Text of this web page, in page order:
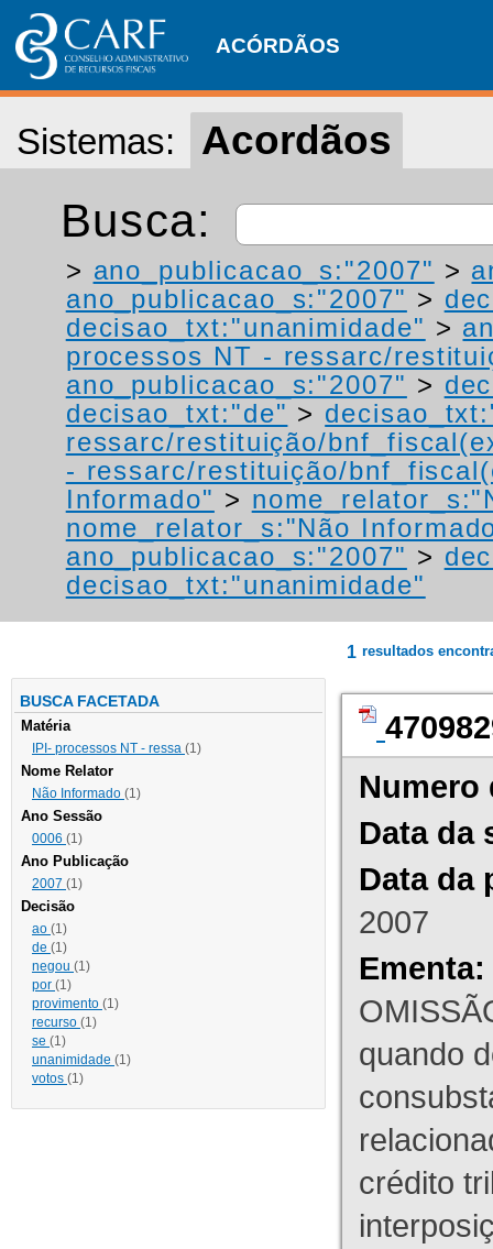
ACÓRDÃOS
Sistemas: Acordãos
Busca:
> ano_publicacao_s:"2007" >
ano_publicacao_s:"2007" >
decisao_txt:"unanimidade" >
processos NT - ressarc/
ano_publicacao_s:"2007" >
decisao_txt:"de" >
ressarc/restituição/
- ressarc/restituição/
Informado" >
nome_relator_s:"Não
ano_publicacao_s:"2007" >
decisao_txt:"unanimidade"
BUSCA FACETADA
Matéria
IPI- processos NT - ressa (1)
Nome Relator
Não Informado (1)
Ano Sessão
0006 (1)
Ano Publicação
2007 (1)
Decisão
ao (1)
de (1)
negou (1)
por (1)
provimento (1)
recurso (1)
se (1)
unanimidade (1)
votos (1)
1 resultados
Numero
Data da
Data da
2007
Ementa:
quando
crédito